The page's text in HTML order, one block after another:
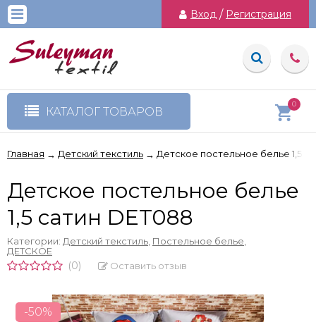
Вход / Регистрация
КАТАЛОГ ТОВАРОВ
0
Главная → Детский текстиль → Детское постельное белье 1,5
Детское постельное белье
1,5 сатин DET088
Категории: Детский текстиль Постельное белье
ДЕТСКОЕ
(0) Оставить отзыв
-50%